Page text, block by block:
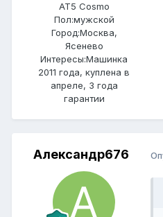
AT5 Cosmo
Пол:мужской
Город:Москва,
Ясенево
Интересы:Машинка
2011 года, куплена в
апреле, 3 года
гарантии
Александр676